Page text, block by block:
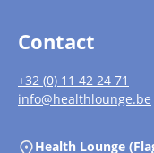
Contact
+32 (0) 11 42 24 71
info@healthlounge.be
Health Lounge